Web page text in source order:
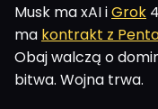
Musk ma xAI iGrok
ma kontrakt z
Obaj walczą o
bitwa. Wojna trwa.